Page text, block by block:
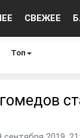
СВЕЖЕЕ
Топ